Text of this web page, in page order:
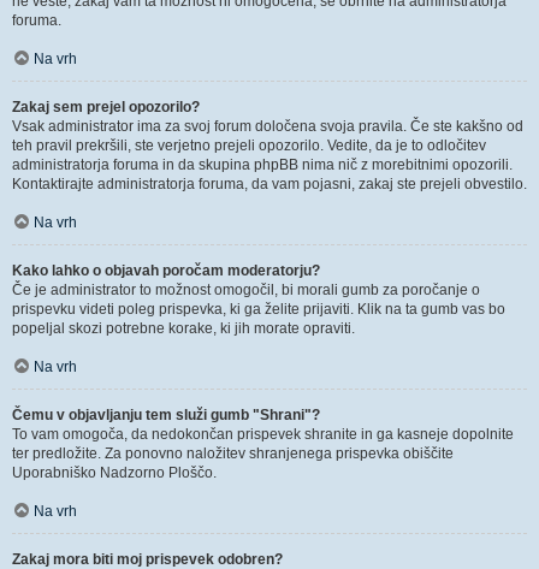
foruma.
Na vrh
Zakaj sem prejel opozorilo?
Vsak administrator ima za svoj forum določena svoja pravila. Če ste kakšno od
teh pravil prekršili, ste verjetno prejeli opozorilo. Vedite, da je to odločitev
administratorja foruma in da skupina phpBB nima nič z morebitnimi opozorili.
Kontaktirajte administratorja foruma, da vam pojasni, zakaj ste prejeli obvestilo.
Na vrh
Kako lahko o objavah poročam moderatorju?
Če je administrator to možnost omogočil, bi morali gumb za poročanje o
prispevku videti poleg prispevka, ki ga želite prijaviti. Klik na ta gumb vas bo
popeljal skozi potrebne korake, ki jih morate opraviti.
Na vrh
Čemu v objavljanju tem služi gumb "Shrani"?
To vam omogoča, da nedokončan prispevek shranite in ga kasneje dopolnite
ter predložite. Za ponovno naložitev shranjenega prispevka obiščite
Uporabniško Nadzorno Ploščo.
Na vrh
Zakaj mora biti moj prispevek odobren?